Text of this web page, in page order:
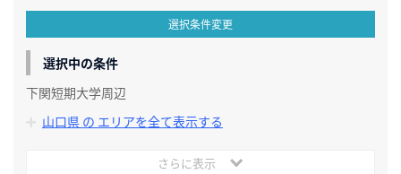
選択条件変更
選択中の条件
下関短期大学周辺
山口県 の エリアを全て表示する
さらに表示